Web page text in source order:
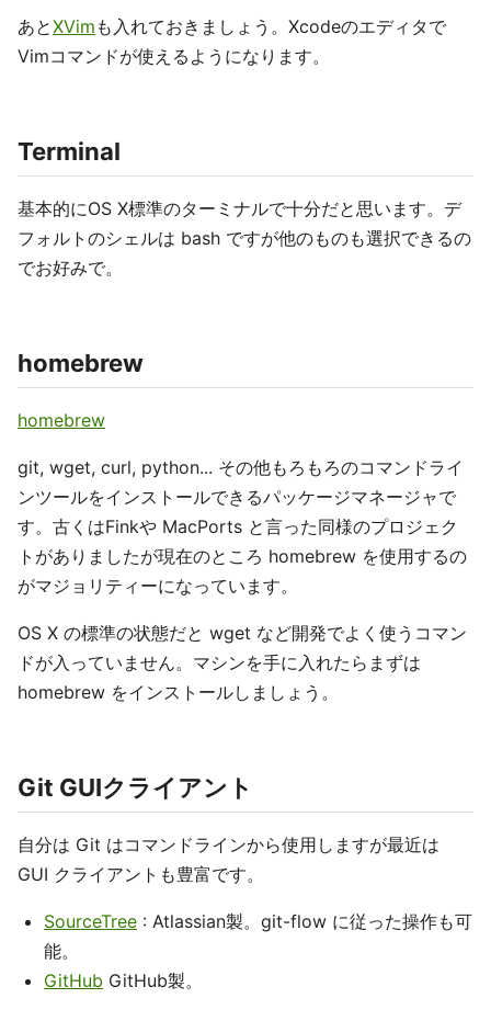
あとXVim も入れておきましょう。Xcodeのエディタで
Vimコマンドが使えるようになります。
Terminal
基本的にOS X標準のターミナルで十分だと思います。デ
フォルトのシェルは bash ですが他のものも選択できるの
でお好みで。
homebrew
homebrew
git, wget, curl, python... その他もろもろのコマンドライ
ンツールをインストールできるパッケージマネージャで
す。古くはFinkや MacPorts と言った同様のプロジェク
トがありましたが現在のところ homebrew を使用するの
がマジョリティーになっています。
OS X の標準の状態だと wget など開発でよく使うコマン
ドが入っていません。マシンを手に入れたらまずは
homebrew をインストールしましょう。
Git GUIクライアント
自分は Git はコマンドラインから使用しますが最近は
GUI クライアントも豊富です。
SourceTree : Atlassian製。git-flow に従った操作も可
能。
GitHub GitHub製。